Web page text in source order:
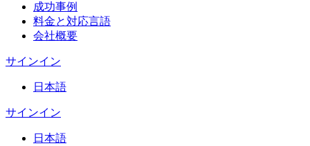
成功事例
料金と対応言語
会社概要
サインイン
日本語
サインイン
日本語